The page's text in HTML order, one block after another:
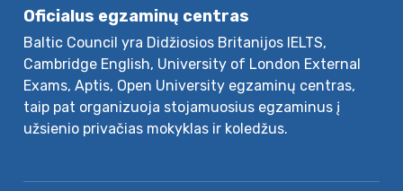
Oficialus egzaminų centras
Baltic Council yra Didžiosios Britanijos IELTS,
Cambridge English, University of London External
Exams, Aptis, Open University egzaminų centras,
taip pat organizuoja stojamuosius egzaminus į
užsienio privačias mokyklas ir koledžus.